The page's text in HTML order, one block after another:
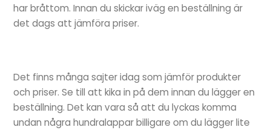
har bråttom. Innan du skickar iväg en beställning är
det dags att jämföra priser.
Det finns många sajter idag som jämför produkter
och priser. Se till att kika in på dem innan du lägger en
beställning. Det kan vara så att du lyckas komma
undan några hundralappar billigare om du lägger lite